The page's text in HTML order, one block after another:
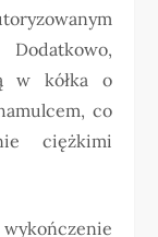
w kółka o
co
ciężkimi